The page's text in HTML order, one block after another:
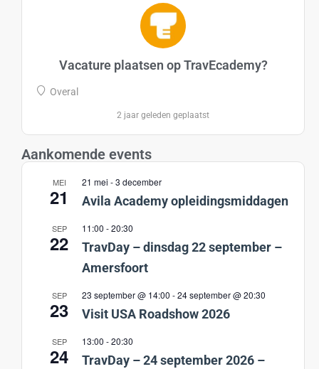
Vacature plaatsen op TravEcademy?
Overal
2 jaar geleden geplaatst
Aankomende events
MEI
21
21 mei -3 december
Avila Academy opleidingsmiddagen
SEP
22
11:00 -20:30
TravDay – dinsdag 22 september –
Amersfoort
SEP
23
23 september @ 14:00 -24 september @ 20:30
Visit USA Roadshow 2026
SEP
24
13:00 -20:30
TravDay – 24 september 2026 –